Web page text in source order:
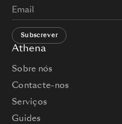
Athena
Sobre nós
Contacte-nos
Serviços
Guides
Subscrever